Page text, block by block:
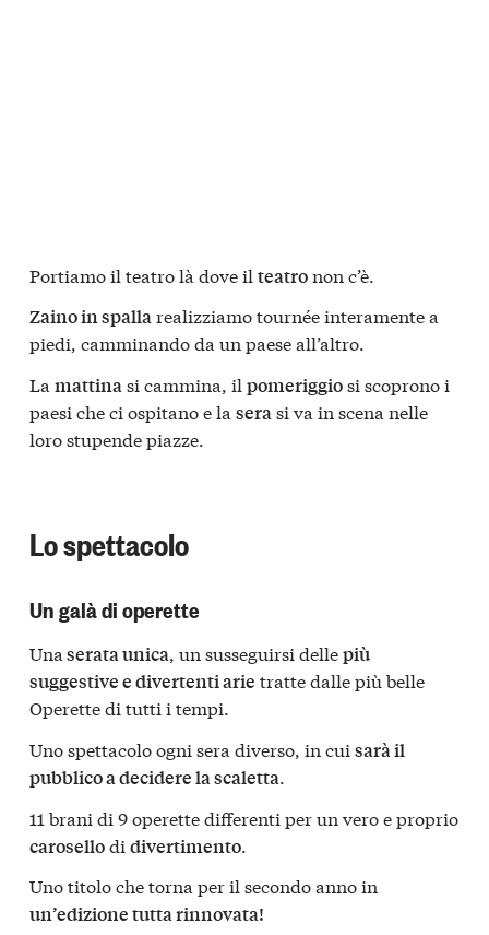
Portiamo il teatro là dove il teatronon c’è.
Zaino in spallarealizziamo tournée interamente a
piedi, camminando da un paese all’altro.
La mattinasi cammina, il pomeriggiosi scoprono i
paesi che ci ospitano e la serasi va in scena nelle
loro stupende piazze.
Lo spettacolo
Un galà di operette
Una serata unica, un susseguirsi dellepiù
suggestive e divertenti arie tratte dalle più belle
Operette di tutti i tempi.
Uno spettacolo ogni sera diverso, in cui sarà il
pubblico a decidere la scaletta.
11 brani di 9 operette differenti per un vero e proprio
carosellodi divertimento
Uno titolo che torna per il secondo anno in
un’edizione tutta rinnovata!